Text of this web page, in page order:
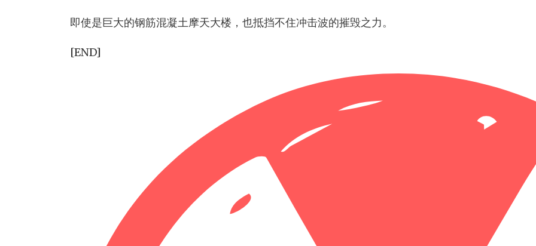
即使是巨大的钢筋混凝土摩天大楼，也抵挡不住冲击波的摧毁之力。
[END]